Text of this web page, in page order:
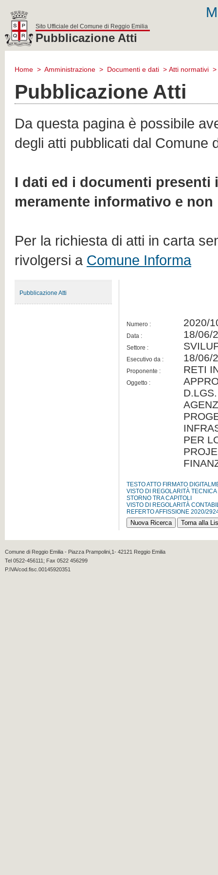
reggio
Sito Ufficiale del Comune di Reggio Emilia
Pubblicazione Atti
Home > Amministrazione > Documenti e dati > Atti normativi >
Pubblicazione Atti
Da questa pagina è possibile
degli atti pubblicati dal Comune
I dati ed i documenti presenti
meramente informativo e
Per la richiesta di atti in carta
rivolgersi a Comune Informa
Numero : 2020/
Data : 18/06/
Settore :
Esecutivo da : 18/06/
Proponente : RETI
Oggetto :
PER
TESTO ATTO FIRMATO
VISTO DI REGOLARITÀ TECNICA
STORNO TRA CAPITOLI
VISTO DI REGOLARITÀ
REFERTO AFFISSIONE 2020/
Pubblicazione Atti
Comune di Reggio Emilia - Piazza Prampolini,1- 42121 Reggio Emilia
Tel 0522-456111; Fax 0522 456299
P.IVA/cod.fisc.00145920351